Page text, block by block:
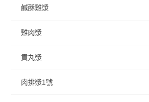
鹹酥雞漿
雞肉漿
貢丸漿
肉排漿1號